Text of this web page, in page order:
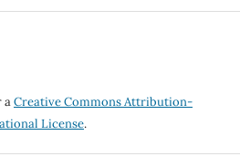
aCreative Commons Attribution-
License.